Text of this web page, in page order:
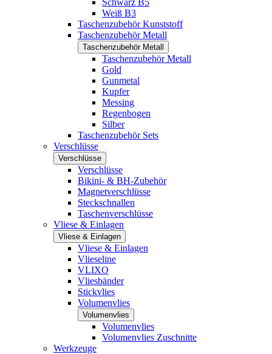
Schwarz B5
Weiß B3
Taschenzubehör Kunststoff
Taschenzubehör Metall
Taschenzubehör Metall
Taschenzubehör Metall
Gold
Gunmetal
Kupfer
Messing
Regenbogen
Silber
Taschenzubehör Sets
Verschlüsse
Verschlüsse
Verschlüsse
Bikini- & BH-Zubehör
Magnetverschlüsse
Steckschnallen
Taschenverschlüsse
Vliese & Einlagen
Vliese & Einlagen
Vliese & Einlagen
Vlieseline
VLIXO
Vliesbänder
Stickvlies
Volumenvlies
Volumenvlies
Volumenvlies
Volumenvlies Zuschnitte
Werkzeuge